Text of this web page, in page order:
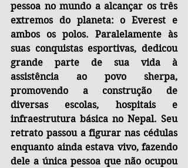
pessoa no mundo a alcançar os três
extremos do planeta: o Everest e
ambos os polos. Paralelamente às
suas conquistas esportivas, dedicou
grande parte de sua vida à
assistência ao povo sherpa,
promovendo a construção de
diversas escolas, hospitais e
infraestrutura básica no Nepal. Seu
retrato passou a figurar nas cédulas
enquanto ainda estava vivo, fazendo
dele a única pessoa que não ocupou